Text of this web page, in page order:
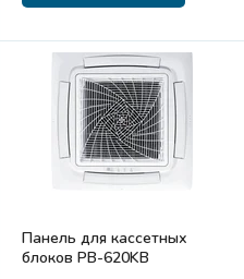
Панель для кассетных
блоков PB-620KB